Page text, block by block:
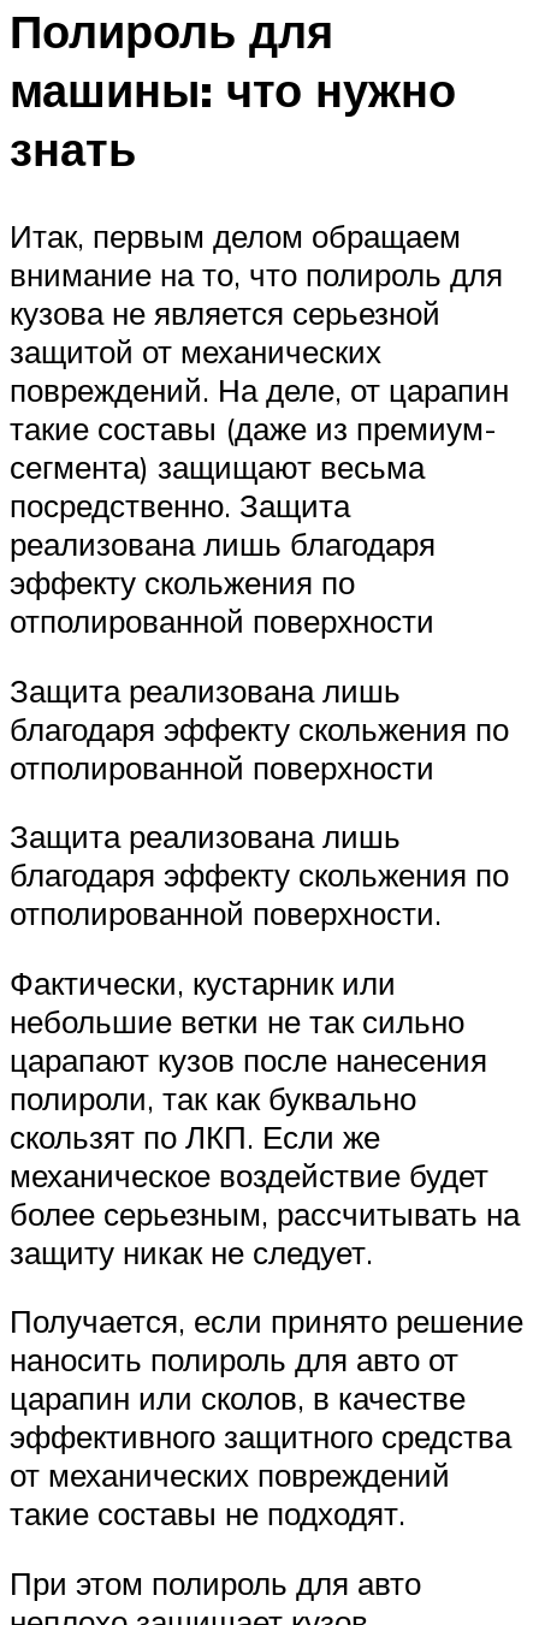
Полироль для
машины: что нужно
знать
Итак, первым делом обращаем
внимание на то, что полироль для
кузова не является серьезной
защитой от механических
повреждений. На деле, от царапин
такие составы (даже из премиум-
сегмента) защищают весьма
посредственно. Защита
реализована лишь благодаря
эффекту скольжения по
отполированной поверхности
Защита реализована лишь
благодаря эффекту скольжения по
отполированной поверхности
Защита реализована лишь
благодаря эффекту скольжения по
отполированной поверхности.
Фактически, кустарник или
небольшие ветки не так сильно
царапают кузов после нанесения
полироли, так как буквально
скользят по ЛКП. Если же
механическое воздействие будет
более серьезным, рассчитывать на
защиту никак не следует.
Получается, если принято решение
наносить полироль для авто от
царапин или сколов, в качестве
эффективного защитного средства
от механических повреждений
такие составы не подходят.
При этом полироль для авто